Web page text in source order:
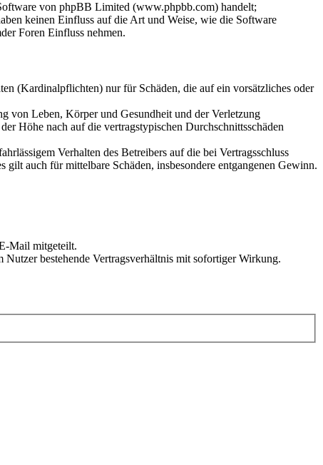
von phpBB Limited (www.phpbb.com) handelt;
keinen Einfluss auf die Art und Weise, wie die Software
Foren Einfluss nehmen.
(Kardinalpflichten) nur für Schäden, die auf ein vorsätzliches oder
von Leben, Körper und Gesundheit und der Verletzung
Höhe nach auf die vertragstypischen Durchschnittsschäden
Verhalten des Betreibers auf die bei Vertragsschluss
auch für mittelbare Schäden, insbesondere entgangenen Gewinn.
Mail mitgeteilt.
bestehende Vertragsverhältnis mit sofortiger Wirkung.